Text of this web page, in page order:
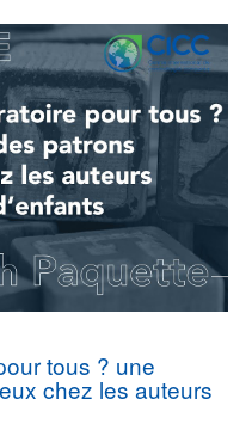
tous ? une
chez les auteurs